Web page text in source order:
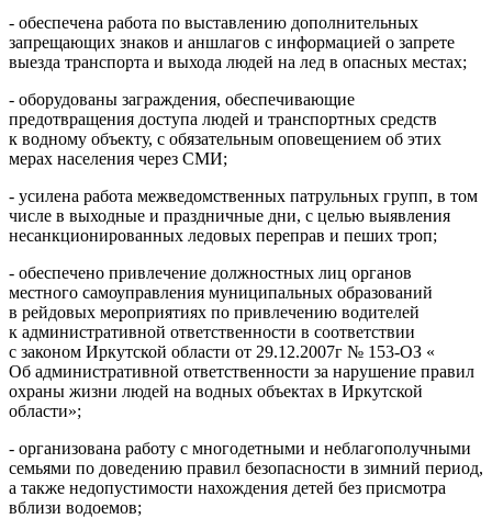
- обеспечена работа по выставлению дополнительных
запрещающих знаков и аншлагов с информацией о запрете
выезда транспорта и выхода людей на лед в опасных местах;
- оборудованы заграждения, обеспечивающие
предотвращения доступа людей и транспортных средств
к водному объекту, с обязательным оповещением об этих
мерах населения через СМИ;
- усилена работа межведомственных патрульных групп, в том
числе в выходные и праздничные дни, с целью выявления
несанкционированных ледовых переправ и пеших троп;
- обеспечено привлечение должностных лиц органов
местного самоуправления муниципальных образований
в рейдовых мероприятиях по привлечению водителей
к административной ответственности в соответствии
с законом Иркутской области от 29.12.2007г № 153-ОЗ «
Об административной ответственности за нарушение правил
охраны жизни людей на водных объектах в Иркутской
области»;
- организована работу с многодетными и неблагополучными
семьями по доведению правил безопасности в зимний период,
а также недопустимости нахождения детей без присмотра
вблизи водоемов;